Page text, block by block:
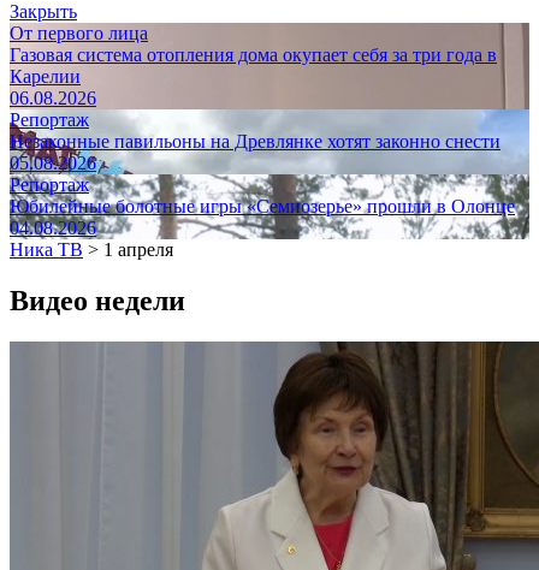
Закрыть
От первого лица
Газовая система отопления дома окупает себя за три года в
Карелии
06.08.2026
Репортаж
Незаконные павильоны на Древлянке хотят законно снести
05.08.2026
Репортаж
Юбилейные болотные игры «Семиозерье» прошли в Олонце
04.08.2026
Ника ТВ > 1 апреля
Видео недели